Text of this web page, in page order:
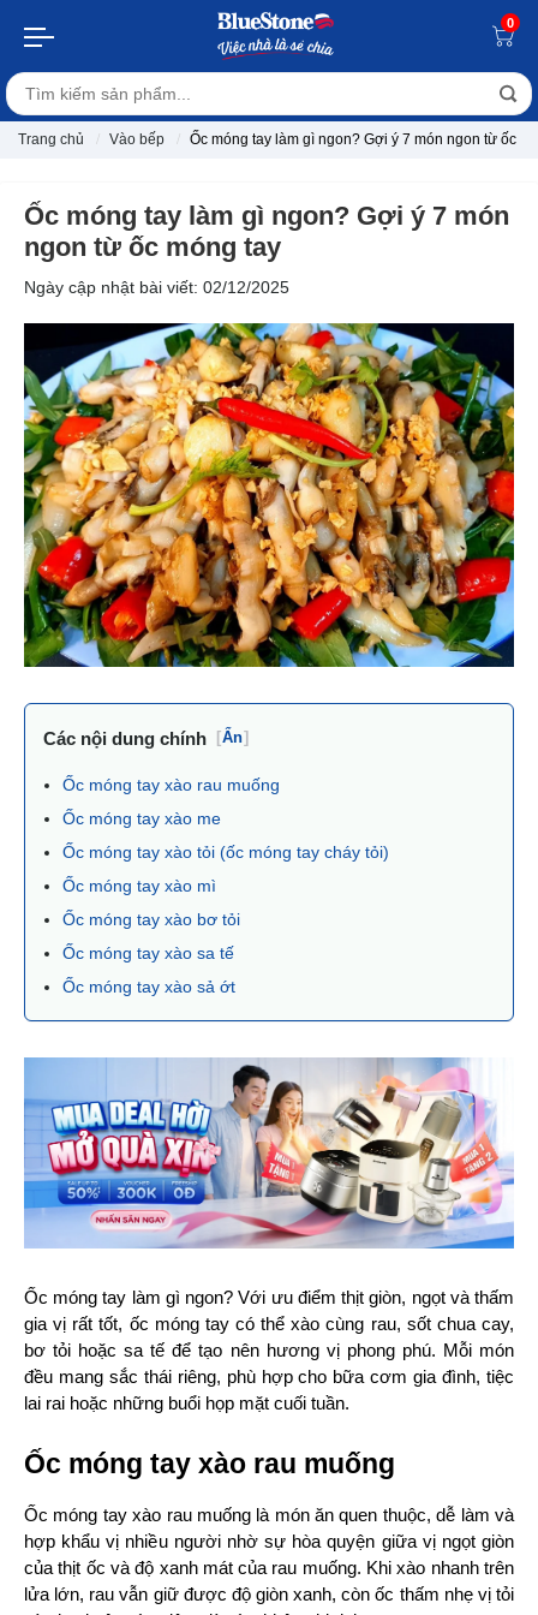
0
Trang chủ Vào bếp Ốc móng tay làm gì ngon? Gợi ý 7 món ngon từ ốc
Ốc móng tay làm gì ngon? Gợi ý 7 món
ngon từ ốc móng tay
Ngày cập nhật bài viết: 02/12/2025
Các nội dung chính [Ẩn]
Ốc móng tay xào rau muống
Ốc móng tay xào me
Ốc móng tay xào tỏi (ốc móng tay cháy tỏi)
Ốc móng tay xào mì
Ốc móng tay xào bơ tỏi
Ốc móng tay xào sa tế
Ốc móng tay xào sả ớt
Ốc móng tay làm gì ngon? Với ưu điểm thịt giòn, ngọt và thấm
gia vị rất tốt, ốc móng tay có thể xào cùng rau, sốt chua cay,
bơ tỏi hoặc sa tế để tạo nên hương vị phong phú. Mỗi món
đều mang sắc thái riêng, phù hợp cho bữa cơm gia đình, tiệc
lai rai hoặc những buổi họp mặt cuối tuần.
Ốc móng tay xào rau muống
Ốc móng tay xào rau muống là món ăn quen thuộc, dễ làm và
hợp khẩu vị nhiều người nhờ sự hòa quyện giữa vị ngọt giòn
của thịt ốc và độ xanh mát của rau muống. Khi xào nhanh trên
lửa lớn, rau vẫn giữ được độ giòn xanh, còn ốc thấm nhẹ vị tỏi